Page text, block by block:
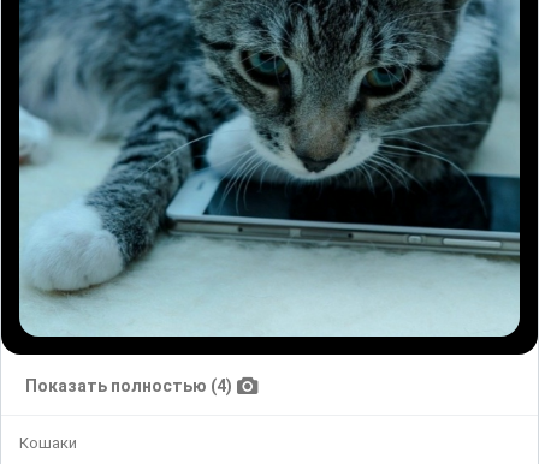
Показать полностью (4)
Кошаки